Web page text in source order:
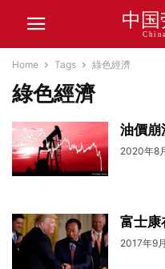
中
Home Tags 綠色經濟
綠色經濟
油價崩
2020年8
富士康
2017年9